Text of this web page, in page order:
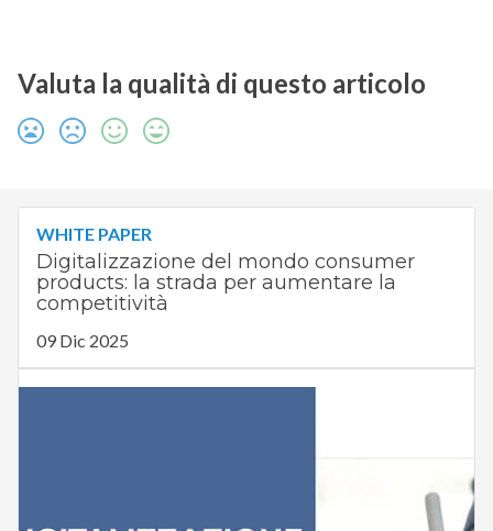
Valuta la qualità di questo articolo
WHITE PAPER
Digitalizzazione del mondo consumer
products: la strada per aumentare la
competitività
09 Dic 2025